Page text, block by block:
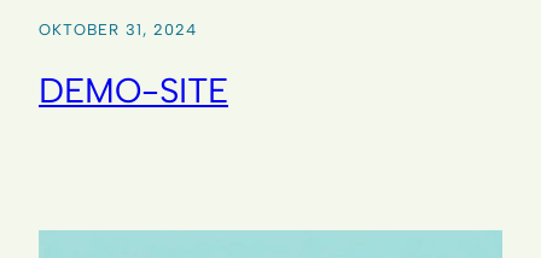
OKTOBER 31, 2024
DEMO-SITE